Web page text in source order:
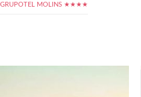
GRUPOTEL MOLINS ★★★★